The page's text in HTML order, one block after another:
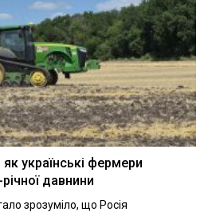
українські фермери
давнини
зрозуміло, що Росія